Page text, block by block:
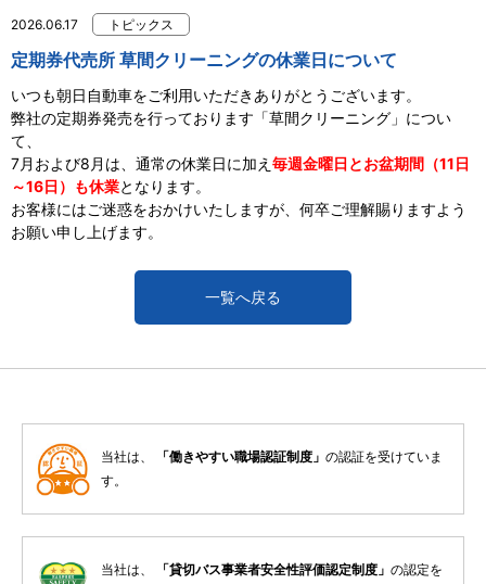
2026.06.17 トピックス
定期券代売所 草間クリーニングの休業日について
いつも朝日自動車をご利用いただきありがとうございます。
弊社の定期券発売を行っております「草間クリーニング」につい
て、
7月および8月は、通常の休業日に加え 毎週金曜日とお盆期間（11日
～16日）も休業となります。
お客様にはご迷惑をおかけいたしますが、何卒ご理解賜りますよう
お願い申し上げます。
一覧へ戻る
当社は、 「働きやすい職場認証制度」 の認証を受けていま
す。
当社は、 「貸切バス事業者安全性評価認定制度」 の認定を